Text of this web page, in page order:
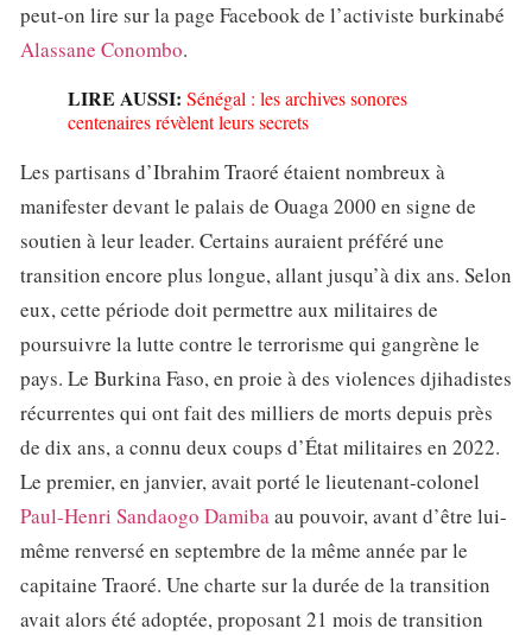
peut-on lire sur la page Facebook de l’activiste burkinabé
Alassane Conombo.
LIRE AUSSI: Sénégal : les archives sonores
centenaires révèlent leurs secrets
Les partisans d’Ibrahim Traoré étaient nombreux à
manifester devant le palais de Ouaga 2000 en signe de
soutien à leur leader. Certains auraient préféré une
transition encore plus longue, allant jusqu’à dix ans. Selon
eux, cette période doit permettre aux militaires de
poursuivre la lutte contre le terrorisme qui gangrène le
pays. Le Burkina Faso, en proie à des violences djihadistes
récurrentes qui ont fait des milliers de morts depuis près
de dix ans, a connu deux coups d’État militaires en 2022.
Le premier, en janvier, avait porté le lieutenant-colonel
Paul-Henri Sandaogo Damibaau pouvoir, avant d’être lui-
même renversé en septembre de la même année par le
capitaine Traoré. Une charte sur la durée de la transition
avait alors été adoptée, proposant 21 mois de transition